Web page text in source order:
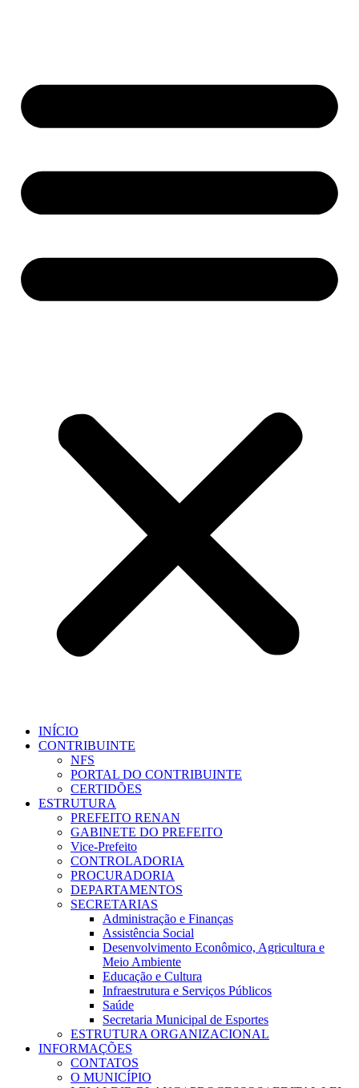
INÍCIO
CONTRIBUINTE
NFS
PORTAL DO CONTRIBUINTE
CERTIDÕES
ESTRUTURA
PREFEITO RENAN
GABINETE DO PREFEITO
Vice-Prefeito
CONTROLADORIA
PROCURADORIA
DEPARTAMENTOS
SECRETARIAS
Administração e Finanças
Assistência Social
Desenvolvimento Econômico, Agricultura e
Meio Ambiente
Educação e Cultura
Infraestrutura e Serviços Públicos
Saúde
Secretaria Municipal de Esportes
ESTRUTURA ORGANIZACIONAL
INFORMAÇÕES
CONTATOS
O MUNICÍPIO